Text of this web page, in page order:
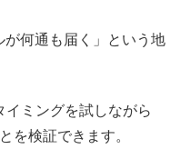
何通も届く」という地
ミングを試しながら
を検証できます。